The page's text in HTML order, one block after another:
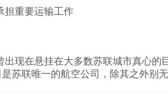
重要运输工作
出现在悬挂在大多数苏联城市真心的
苏联唯一的航空公司，除其之外别无